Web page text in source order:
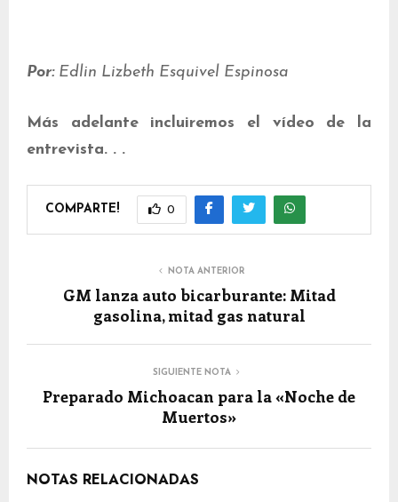
Por:Edlin Lizbeth Esquivel Espinosa
Más adelante incluiremos el vídeo de la
entrevista. . .
COMPARTE! 0
NOTA ANTERIOR
GM lanza auto bicarburante: Mitad
gasolina, mitad gas natural
SIGUIENTE NOTA
Preparado Michoacan para la «Noche de
Muertos»
NOTAS RELACIONADAS